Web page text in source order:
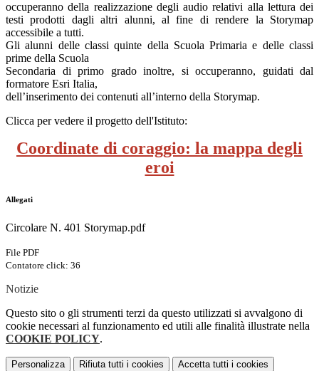
occuperanno della realizzazione degli audio relativi alla lettura dei
testi prodotti dagli altri alunni, al fine di rendere la Storymap
accessibile a tutti.
Gli alunni delle classi quinte della Scuola Primaria e delle classi
prime della Scuola
Secondaria di primo grado inoltre, si occuperanno, guidati dal
formatore Esri Italia,
dell’inserimento dei contenuti all’interno della Storymap.
Clicca per vedere il progetto dell'Istituto:
Coordinate di coraggio: la mappa degli
eroi
Allegati
Circolare N. 401 Storymap.pdf
File PDF
Contatore click: 36
Notizie
Questo sito o gli strumenti terzi da questo utilizzati si avvalgono di
cookie necessari al funzionamento ed utili alle finalità illustrate nella
COOKIE POLICY.
Personalizza Rifiuta tutti i cookies Accetta tutti i cookies